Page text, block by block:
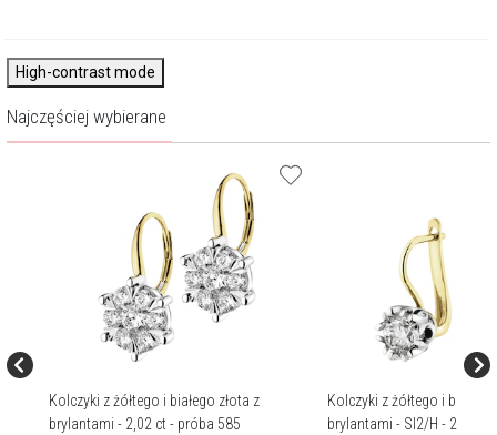
High-contrast mode
Najczęściej wybierane
Kolczyki z żółtego i białego złota z
brylantami - 2,02 ct - próba 585
Kolczyki z żółtego i białego
brylantami - SI2/H - 2,00 ct